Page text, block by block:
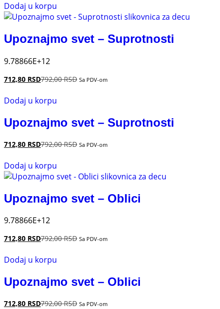
Dodaj u korpu
Upoznajmo svet – Suprotnosti
9.78866E+12
712,80 RSD792,00RSD Sa PDV-om
Dodaj u korpu
Upoznajmo svet – Suprotnosti
712,80 RSD792,00RSD Sa PDV-om
Dodaj u korpu
Upoznajmo svet – Oblici
9.78866E+12
712,80 RSD792,00RSD Sa PDV-om
Dodaj u korpu
Upoznajmo svet – Oblici
712,80 RSD792,00RSD Sa PDV-om